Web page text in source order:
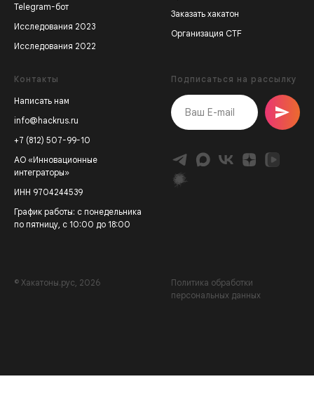
Telegram-бот
Исследования 2023
Исследования 2022
Заказать хакатон
Организация CTF
Контакты
Написать нам
info@hackrus.ru
+7 (812) 507-99-10
АО «Инновационные
интеграторы»
ИНН 9704244539
График работы: с понедельника
по пятницу, с 10:00 до 18:00
Подписаться на рассылку
© Хакатоны.рус, 2026
Политика обработки
персональных данных